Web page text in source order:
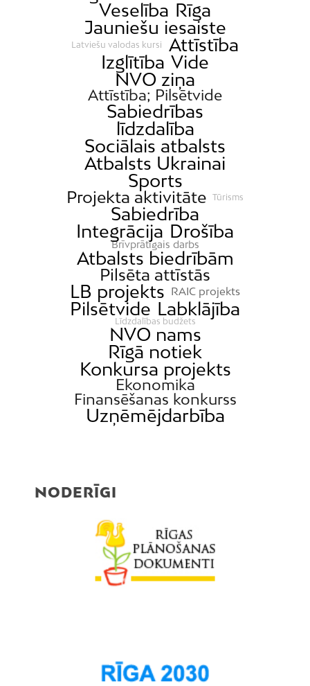
Veselība Rīga
Jauniešu iesaiste
Latviešu valodas kursi
Attīstība
Izglītība Vide
NVO ziņa
Attīstība; Pilsētvide
Sabiedrības
līdzdalība
Sociālais atbalsts
Atbalsts Ukrainai
Sports
Projekta aktivitāte Tūrisms
Sabiedrība
Integrācija Drošība
Brīvprātīgais darbs
Atbalsts biedrībām
Pilsēta attīstās
LB projekts RAIC projekts
Pilsētvide Labklājība
Līdzdalības budžets
NVO nams
Rīgā notiek
Konkursa projekts
Ekonomika
Finansēšanas konkurss
Uzņēmējdarbība
NODERĪGI